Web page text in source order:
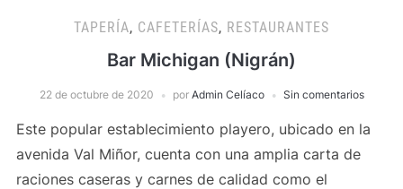
TAPERÍA, CAFETERÍAS, RESTAURANTES
Bar Michigan (Nigrán)
22 de octubre de 2020 por Admin Celíaco Sin comentarios
Este popular establecimiento playero, ubicado en la
avenida Val Miñor, cuenta con una amplia carta de
raciones caseras y carnes de calidad como el